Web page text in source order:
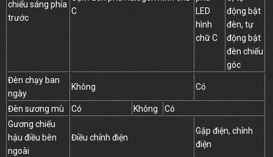
chiếu sáng phía
trước
C
LED
hình
chữ C
động bật
đèn, tự
động bật
đèn chiếu
góc
Đèn chạy ban
ngày
Không Có
Đèn sương mù Có Không
Có
Gương chiếu
hậu điều bên
ngoài
Điều chỉnh điện
Gập điện, chỉnh
điện